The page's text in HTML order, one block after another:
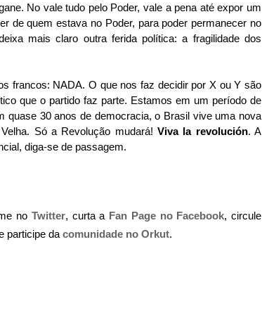
No vale tudo pelo Poder, vale a pena até expor um
de quem estava no Poder, para poder permanecer no
mais claro outra ferida política: a fragilidade dos
francos: NADA. O que nos faz decidir por X ou Y são
que o partido faz parte. Estamos em um período de
quase 30 anos de democracia, o Brasil vive uma nova
Só a Revolução mudará! Viva la revolución. A
diga-se de passagem.
no Twitter, curta a Fan Page no Facebook, circule
participe da comunidade no Orkut.